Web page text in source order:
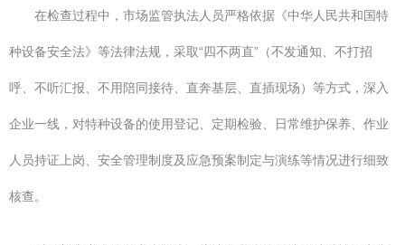
在检查过程中，市场监管执法人员严格依据《中华人民共和国特
种设备安全法》等法律法规，采取“四不两直”（不发通知、不打招
呼、不听汇报、不用陪同接待、直奔基层、直插现场）等方式，深入
企业一线，对特种设备的使用登记、定期检验、日常维护保养、作业
人员持证上岗、安全管理制度及应急预案制定与演练等情况进行细致
核查。